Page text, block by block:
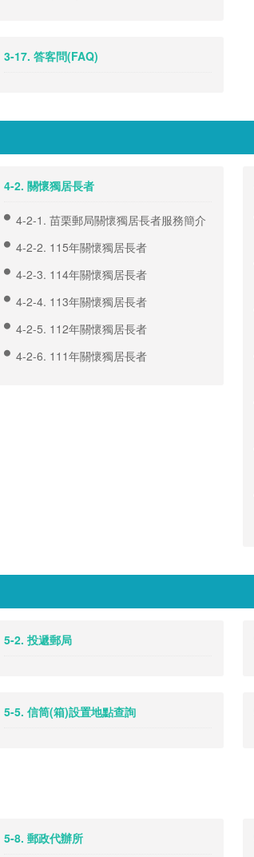
3-17. 答客問(FAQ)
4-2. 關懷獨居長者
4-2-1. 苗栗郵局關懷獨居長者服務簡介
4-2-2. 115年關懷獨居長者
4-2-3. 114年關懷獨居長者
4-2-4. 113年關懷獨居長者
4-2-5. 112年關懷獨居長者
4-2-6. 111年關懷獨居長者
5-2. 投遞郵局
5-5. 信筒(箱)設置地點查詢
5-8. 郵政代辦所